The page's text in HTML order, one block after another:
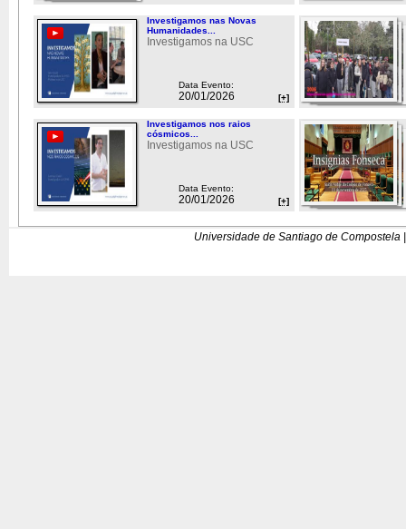
Investigamos nas Novas
Humanidades...
Investigamos na USC
Data Evento:
20/01/2026 [+]
Investigamos nos raios
cósmicos...
Investigamos na USC
Data Evento:
20/01/2026 [+]
Universidade de Santiago de